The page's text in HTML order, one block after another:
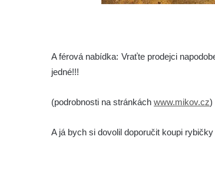
A férová nabídka: Vraťte prodejci
jedné!!!
(podrobnosti na stránkách www.mikov.cz)
A já bych si dovolil doporučit koupi